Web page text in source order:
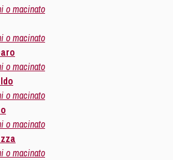
o macinato
o macinato
o macinato
o macinato
o macinato
o macinato